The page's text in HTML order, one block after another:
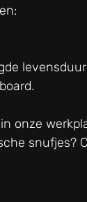
onze
snufjes?